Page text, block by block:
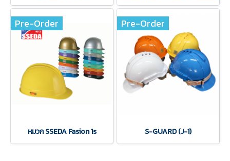
Pre-Order
หมวก SSEDA Fasion 1s
Pre-Order
S-GUARD (J-1)